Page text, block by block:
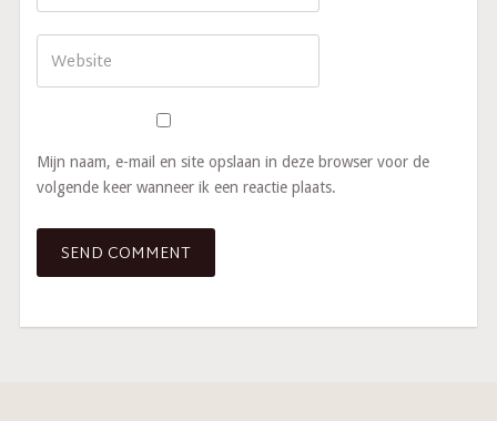
Mijn naam, e-mail en site opslaan in deze browser voor de
volgende keer wanneer ik een reactie plaats.